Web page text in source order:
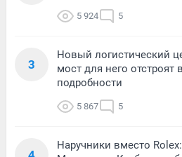
5 924 5
3
Новый логистический
мост для него отстроят
подробности
5 867 5
Наручники вместо